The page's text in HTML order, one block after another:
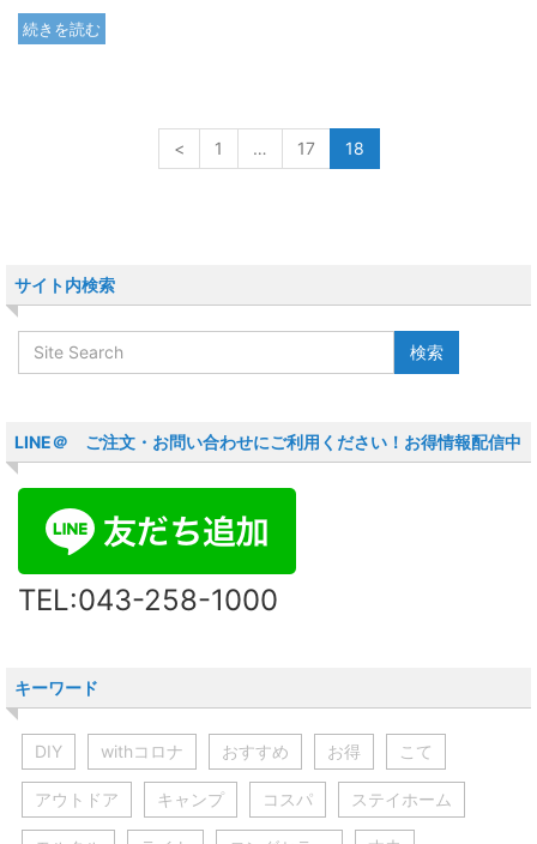
続きを読む
< 1 … 17 18
サイト内検索
LINE＠ ご注文・お問い合わせにご利用ください！お得情報配信中
TEL:043-258-1000
キーワード
DIY withコロナ おすすめ お得 こて
アウトドア キャンプ コスパ ステイホーム